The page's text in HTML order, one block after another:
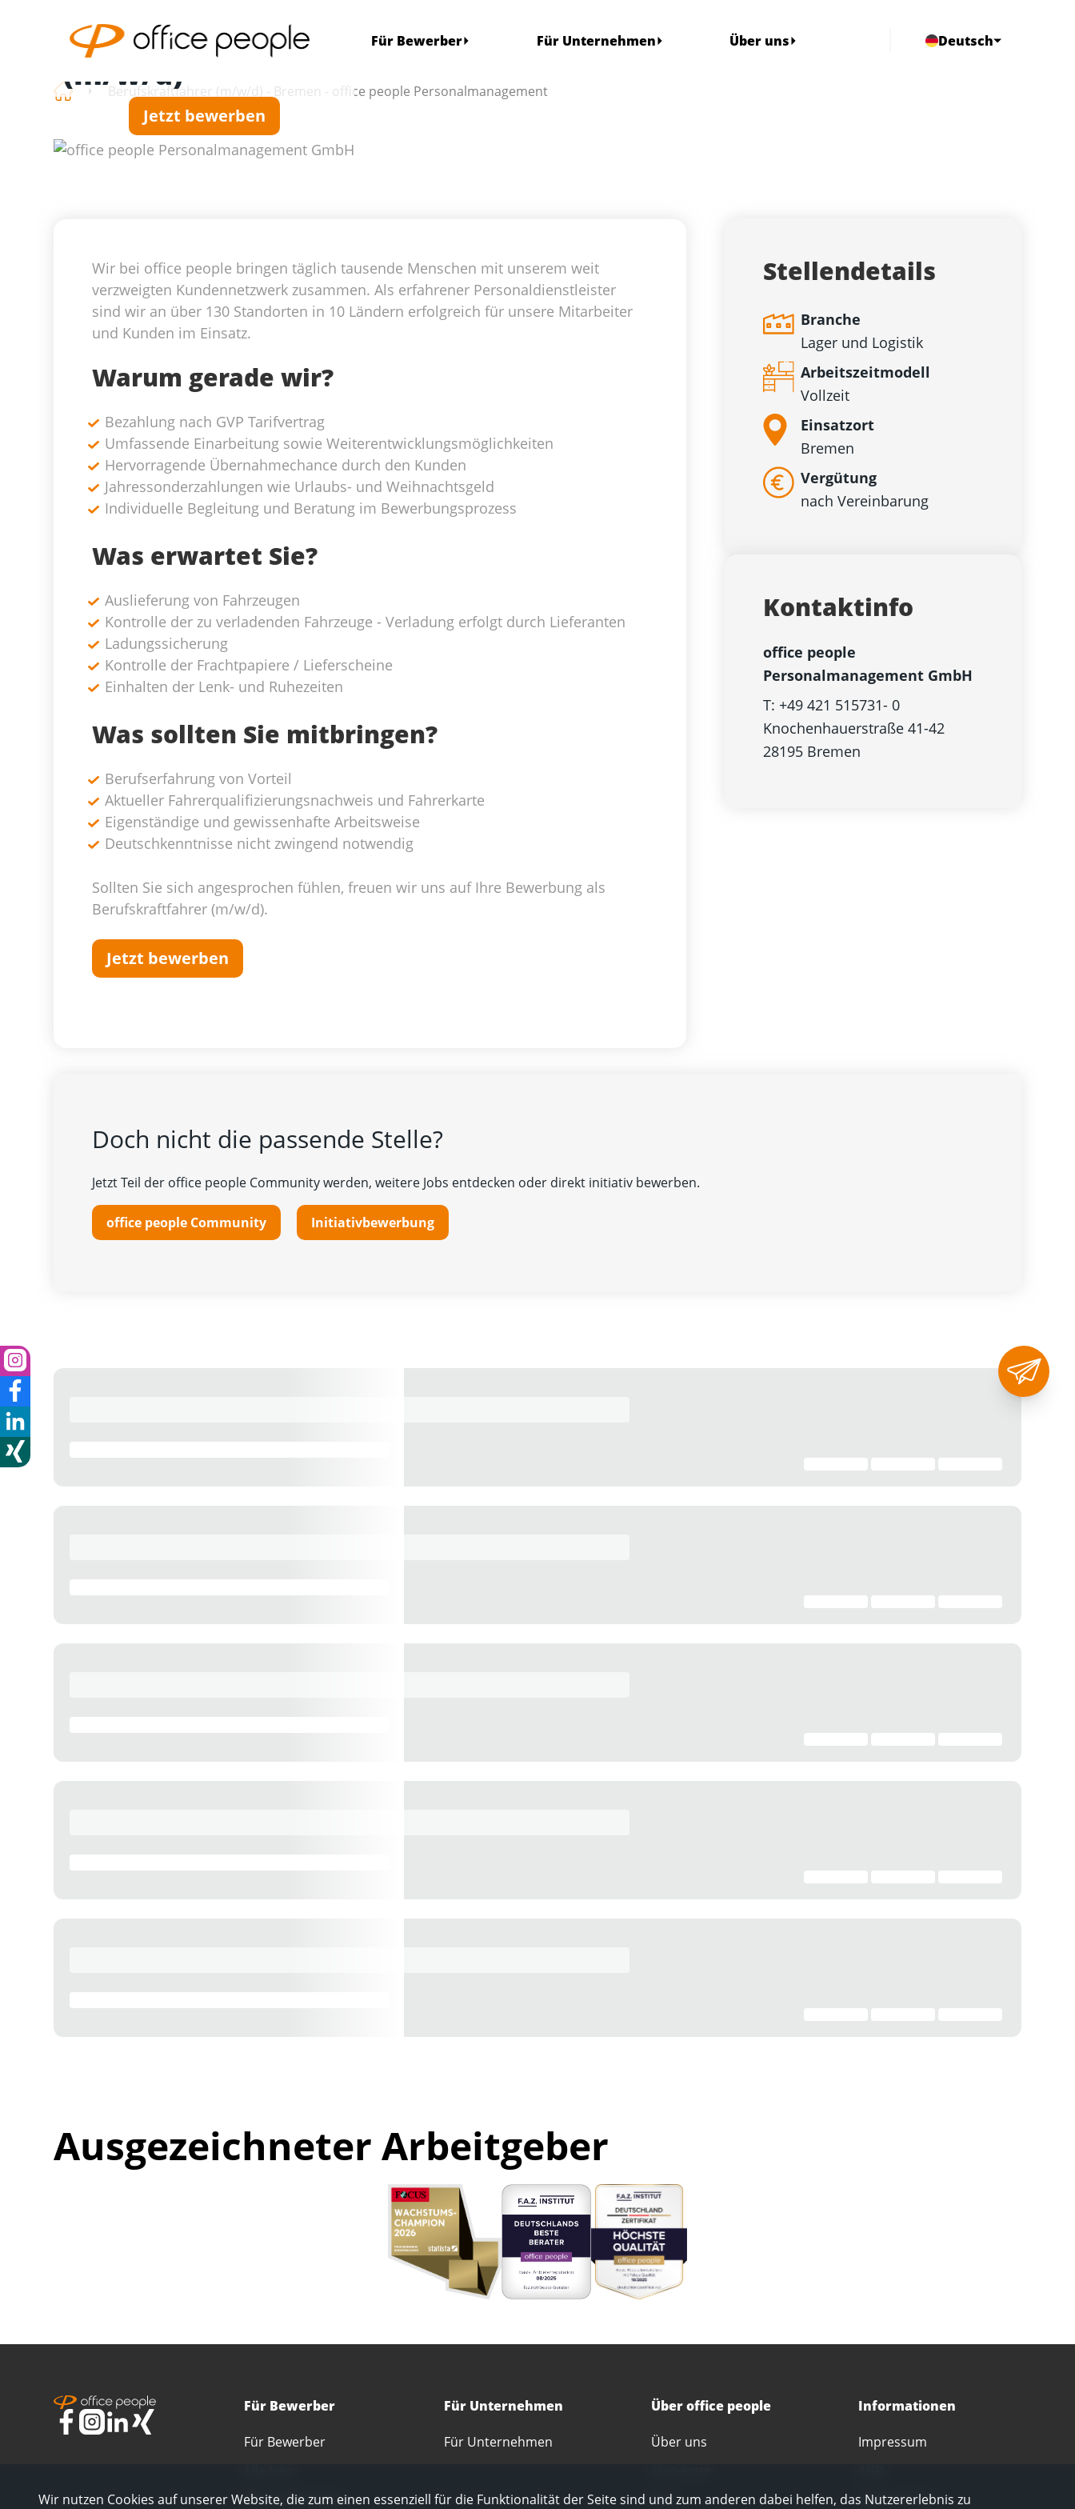
Für Bewerber Für Unternehmen Über uns Deutsch
Berufskraftfahrer (m/w/d) - Bremen - office people Personalmanagement
Berufskraftfahrer
(m/w/d)
Jetzt bewerben
Wir bei office people bringen täglich tausende Menschen mit unserem weit
verzweigten Kundennetzwerk zusammen. Als erfahrener Personaldienstleister
sind wir an über 130 Standorten in 10 Ländern erfolgreich für unsere Mitarbeiter
und Kunden im Einsatz.
Warum gerade wir?
Bezahlung nach GVP Tarifvertrag
Umfassende Einarbeitung sowie Weiterentwicklungsmöglichkeiten
Hervorragende Übernahmechance durch den Kunden
Jahressonderzahlungen wie Urlaubs- und Weihnachtsgeld
Individuelle Begleitung und Beratung im Bewerbungsprozess
Was erwartet Sie?
Auslieferung von Fahrzeugen
Kontrolle der zu verladenden Fahrzeuge - Verladung erfolgt durch Lieferanten
Ladungssicherung
Kontrolle der Frachtpapiere / Lieferscheine
Einhalten der Lenk- und Ruhezeiten
Was sollten Sie mitbringen?
Berufserfahrung von Vorteil
Aktueller Fahrerqualifizierungsnachweis und Fahrerkarte
Eigenständige und gewissenhafte Arbeitsweise
Deutschkenntnisse nicht zwingend notwendig
Sollten Sie sich angesprochen fühlen, freuen wir uns auf Ihre Bewerbung als
Berufskraftfahrer (m/w/d).
Jetzt bewerben
Stellendetails
Branche
Lager und Logistik
Arbeitszeitmodell
Vollzeit
Einsatzort
Bremen
Vergütung
nach Vereinbarung
Kontaktinfo
office people
Personalmanagement GmbH
T: +49 421 515731- 0
Knochenhauerstraße 41-42
28195 Bremen
Doch nicht die passende Stelle?
Jetzt Teil der office people Community werden, weitere Jobs entdecken oder direkt initiativ bewerben.
office people Community Initiativbewerbung
Ausgezeichneter Arbeitgeber
Für Bewerber
Für Bewerber
Alle Berufsfelder
Für Unternehmen
Für Unternehmen
Über office people
Über uns
Blog
Informationen
Impressum
Datenschutz
Wir nutzen Cookies auf unserer Website, die zum einen essenziell für die Funktionalität der Seite sind und zum anderen dabei helfen, das Nutzererlebnis zu